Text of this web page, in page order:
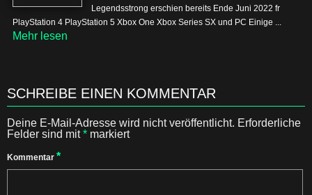
Legendsstrong erschien bereits Ende Juni 2022 fr
PlayStation 4 PlayStation 5 Xbox One Xbox Series SX und PC Einige ...
Mehr lesen
SCHREIBE EINEN KOMMENTAR
Deine E-Mail-Adresse wird nicht veröffentlicht. Erforderliche
Felder sind mit* markiert
Kommentar *